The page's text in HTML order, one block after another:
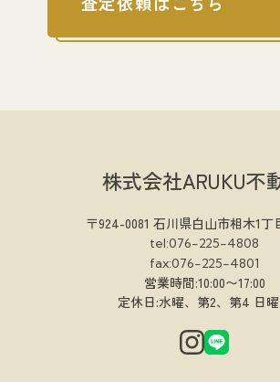
株式会社ARUKU不
〒924-0081 石川県白山市相木1丁
tel:076-225-4808
fax:076-225-4801
営業時間:10:00〜17:00
定休日:水曜、第2、第4 日